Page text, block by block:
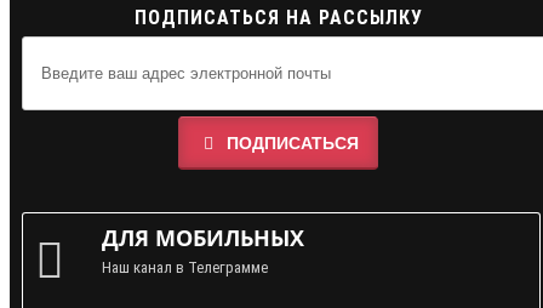
ПОДПИСАТЬСЯ НА РАССЫЛКУ
ПОДПИСАТЬСЯ
ДЛЯ МОБИЛЬНЫХ
Наш канал в Телеграмме